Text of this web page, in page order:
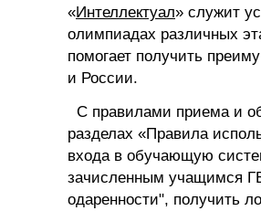
«Интеллектуал» служит
олимпиадах различных
помогает получить
и России.
С правилами приема и
разделах «Правила
входа в обучающую
зачисленным учащимся
одаренности", получить